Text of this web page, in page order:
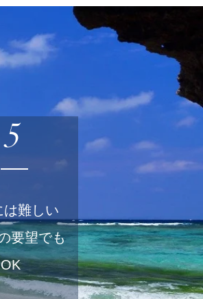
5
は難しい
要望でも
OK